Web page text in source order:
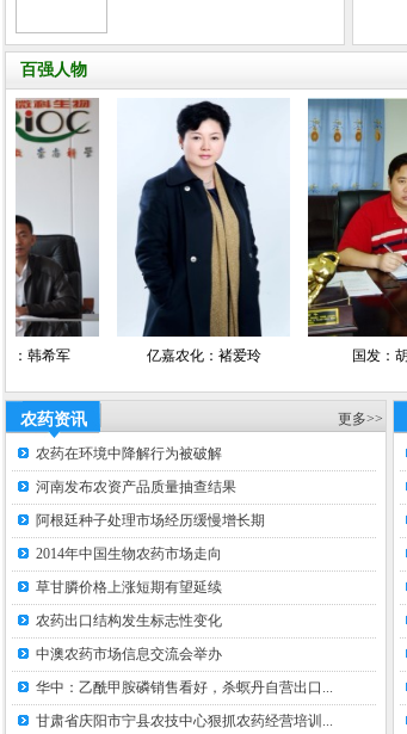
百强人物
亿嘉农化：褚爱玲
农药资讯 更多>>
农药在环境中降解行为被破解
河南发布农资产品质量抽查结果
阿根廷种子处理市场经历缓慢增长期
2014年中国生物农药市场走向
草甘膦价格上涨短期有望延续
农药出口结构发生标志性变化
中澳农药市场信息交流会举办
华中：乙酰甲胺磷销售看好，杀螟丹自营出口...
甘肃省庆阳市宁县农技中心狠抓农药经营培训...